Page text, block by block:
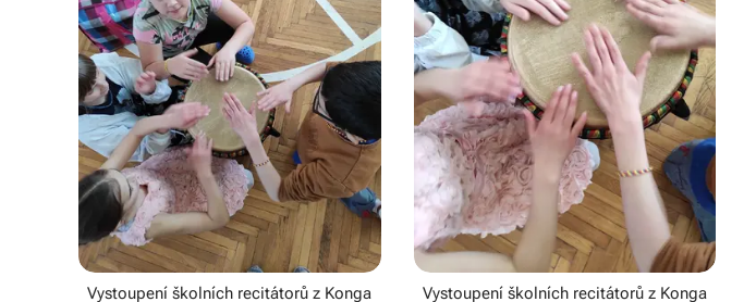
Vystoupení školních recitátorů z Konga Vystoupení školních recitátorů z Konga